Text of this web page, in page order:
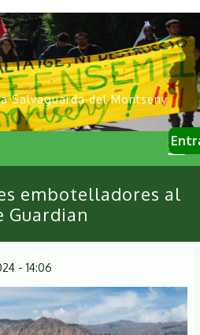
Salvaguarda del Montseny
embotelladores al
- 14:06